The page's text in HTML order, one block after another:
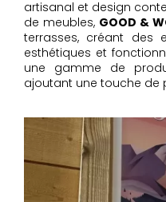
artisanal et design
de meubles, GOOD &
terrasses, créant des
esthétiques et
une gamme de
ajoutant une touche de